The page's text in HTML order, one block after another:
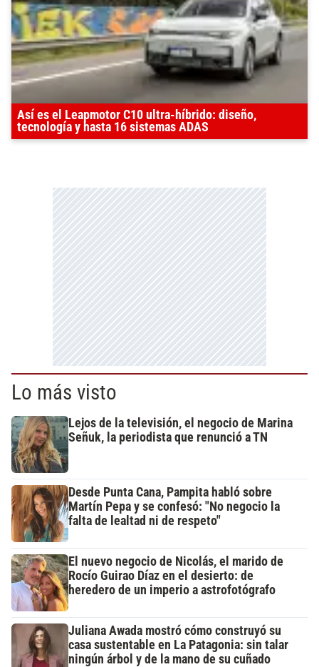
Así es el Leapmotor C10 ultra-híbrido: diseño,
tecnología y hasta 16 sistemas ADAS
Lo más visto
Lejos de la televisión, el negocio de Marina
Señuk, la periodista que renunció a TN
Desde Punta Cana, Pampita habló sobre
Martín Pepa y se confesó: "No negocio la
falta de lealtad ni de respeto"
El nuevo negocio de Nicolás, el marido de
Rocío Guirao Díaz en el desierto: de
heredero de un imperio a astrofotógrafo
Juliana Awada mostró cómo construyó su
casa sustentable en La Patagonia: sin talar
ningún árbol y de la mano de su cuñado